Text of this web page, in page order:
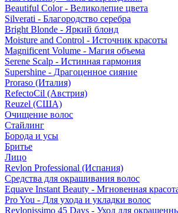
Beautiful Color - Великолепие цвета
Silverati - Благородство серебра
Bright Blonde - Яркий блонд
Moisture and Control - Источник красоты
Magnificent Volume - Магия объема
Serene Scalp - Истинная гармония
Supershine - Драгоценное сияние
Proraso (Италия)
RefectoCil (Австрия)
Reuzel (США)
Очищение волос
Стайлинг
Борода и усы
Бритье
Лицо
Revlon Professional (Испания)
Средства для окрашивания волос
Equave Instant Beauty - Мгновенная
Pro You - Для ухода и укладки волос
Revlonissimo 45 Days - Уход для